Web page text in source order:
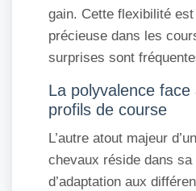
gain. Cette flexibilité
précieuse dans les
surprises sont
La polyvalence
profils de course
L’autre atout majeur
chevaux réside dans sa
d’adaptation aux